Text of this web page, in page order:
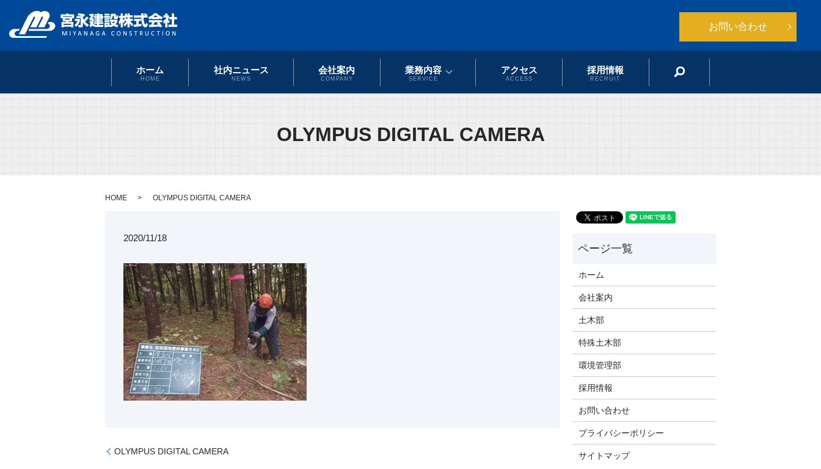
お問い合わせ
ホーム
HOME
社内ニュース
NEWS
会社案内
COMPANY
業務内容
SERVICE
アクセス
ACCESS
採用情報
RECRUIT
search
OLYMPUS DIGITAL CAMERA
HOME OLYMPUS DIGITAL CAMERA
2020/11/18
OLYMPUS DIGITAL CAMERA
ホーム
会社案内
土木部
特殊土木部
環境管理部
採用情報
お問い合わせ
プライバシーポリシー
サイトマップ